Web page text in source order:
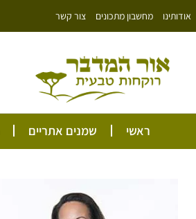
לתוכן
אודותינו מחשבון מתכונים צור קשר
ראשי שמנים אתריים